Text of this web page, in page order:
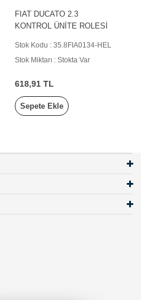
FIAT DUCATO 2.3
KONTROL ÜNİTE ROLESİ
Stok Kodu : 35.8FIA0134-HEL
Stok Miktarı : Stokta Var
618,91 TL
Sepete Ekle